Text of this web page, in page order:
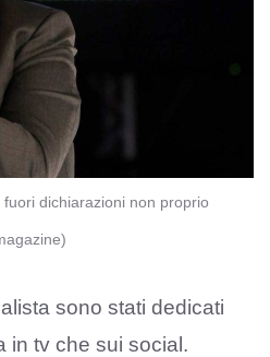
dichiarazioni non proprio
sono stati dedicati
in tv che sui social.